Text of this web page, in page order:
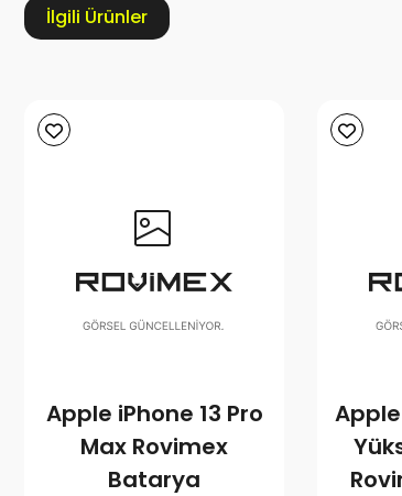
İlgili Ürünler
Apple iPhone 13 Pro
Max Rovimex
Batarya
Apple